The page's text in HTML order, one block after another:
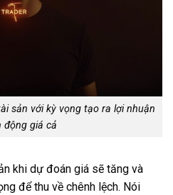
sản với kỳ vọng tạo ra lợi nhuận
động giá cả
khi dự đoán giá sẽ tăng và
để thu về chênh lệch. Nói